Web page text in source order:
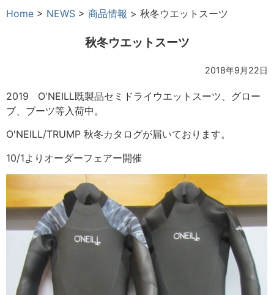
Home > NEWS > 商品情報 > 秋冬ウエットスーツ
秋冬ウエットスーツ
2018年9月22日
2019 O'NEILL既製品セミドライウエットスーツ、グロー
ブ、ブーツ等入荷中。
O'NEILL/TRUMP 秋冬カタログが届いております。
10/1よりオーダーフェアー開催